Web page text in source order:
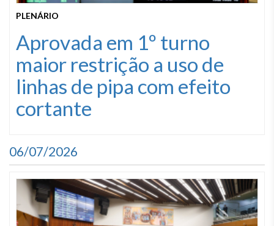
PLENÁRIO
Aprovada em 1º turno
maior restrição a uso de
linhas de pipa com efeito
cortante
06/07/2026